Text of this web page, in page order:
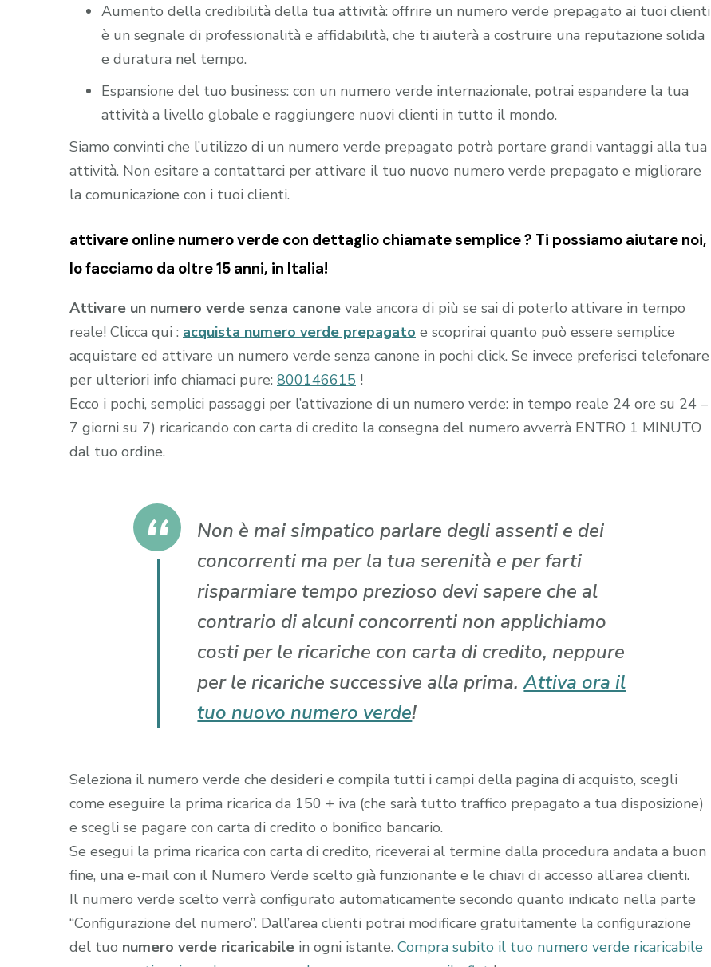
Aumento della credibilità della tua attività: offrire un numero verde prepagato ai tuoi clienti
è un segnale di professionalità e affidabilità, che ti aiuterà a costruire una reputazione solida
e duratura nel tempo.
Espansione del tuo business: con un numero verde internazionale, potrai espandere la tua
attività a livello globale e raggiungere nuovi clienti in tutto il mondo.
Siamo convinti che l’utilizzo di un numero verde prepagato potrà portare grandi vantaggi alla tua
attività. Non esitare a contattarci per attivare il tuo nuovo numero verde prepagato e migliorare
la comunicazione con i tuoi clienti.
attivare online numero verde con dettaglio chiamate semplice ? Ti possiamo aiutare noi,
lo facciamo da oltre 15 anni, in Italia!
Attivare un numero verde senza canone vale ancora di più se sai di poterlo attivare in tempo
reale! Clicca qui : acquista numero verde prepagato e scoprirai quanto può essere semplice
acquistare ed attivare un numero verde senza canone in pochi click. Se invece preferisci telefonare
per ulteriori info chiamaci pure: 800146615 !
Ecco i pochi, semplici passaggi per l’attivazione di un numero verde: in tempo reale 24 ore su 24 –
7 giorni su 7) ricaricando con carta di credito la consegna del numero avverrà ENTRO 1 MINUTO
dal tuo ordine.
Non è mai simpatico parlare degli assenti e dei
concorrenti ma per la tua serenità e per farti
risparmiare tempo prezioso devi sapere che al
contrario di alcuni concorrenti non applichiamo
costi per le ricariche con carta di credito, neppure
per le ricariche successive alla prima.Attiva ora il
tuo nuovo numero verde!
Seleziona il numero verde che desideri e compila tutti i campi della pagina di acquisto, scegli
come eseguire la prima ricarica da 150 + iva (che sarà tutto traffico prepagato a tua disposizione)
e scegli se pagare con carta di credito o bonifico bancario.
Se esegui la prima ricarica con carta di credito, riceverai al termine dalla procedura andata a buon
fine, una e-mail con il Numero Verde scelto già funzionante e le chiavi di accesso all’area clienti.
Il numero verde scelto verrà configurato automaticamente secondo quanto indicato nella parte
“Configurazione del numero”. Dall’area clienti potrai modificare gratuitamente la configurazione
del tuo numero verde ricaricabile in ogni istante. Compra subito il tuo numero verde ricaricabile